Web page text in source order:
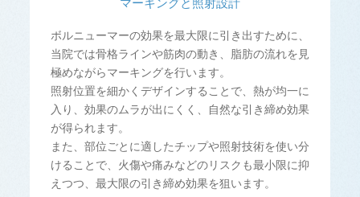
ボルニューマーの効果を最大限に引き出すために、
当院では骨格ラインや筋肉の動き、脂肪の流れを見
極めながらマーキングを行います。
照射位置を細かくデザインすることで、熱が均一に
入り、効果のムラが出にくく、自然な引き締め効果
が得られます。
また、部位ごとに適したチップや照射技術を使い分
けることで、火傷や痛みなどのリスクも最小限に抑
えつつ、最大限の引き締め効果を狙います。